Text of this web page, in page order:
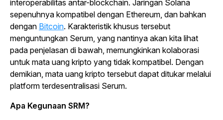
interoperabilitas antar-blockchain. Jaringan Solana
sepenuhnya kompatibel dengan Ethereum, dan bahkan
dengan Bitcoin. Karakteristik khusus tersebut
menguntungkan Serum, yang nantinya akan kita lihat
pada penjelasan di bawah, memungkinkan kolaborasi
untuk mata uang kripto yang tidak kompatibel. Dengan
demikian, mata uang kripto tersebut dapat ditukar melalui
platform terdesentralisasi Serum.
Apa Kegunaan SRM?